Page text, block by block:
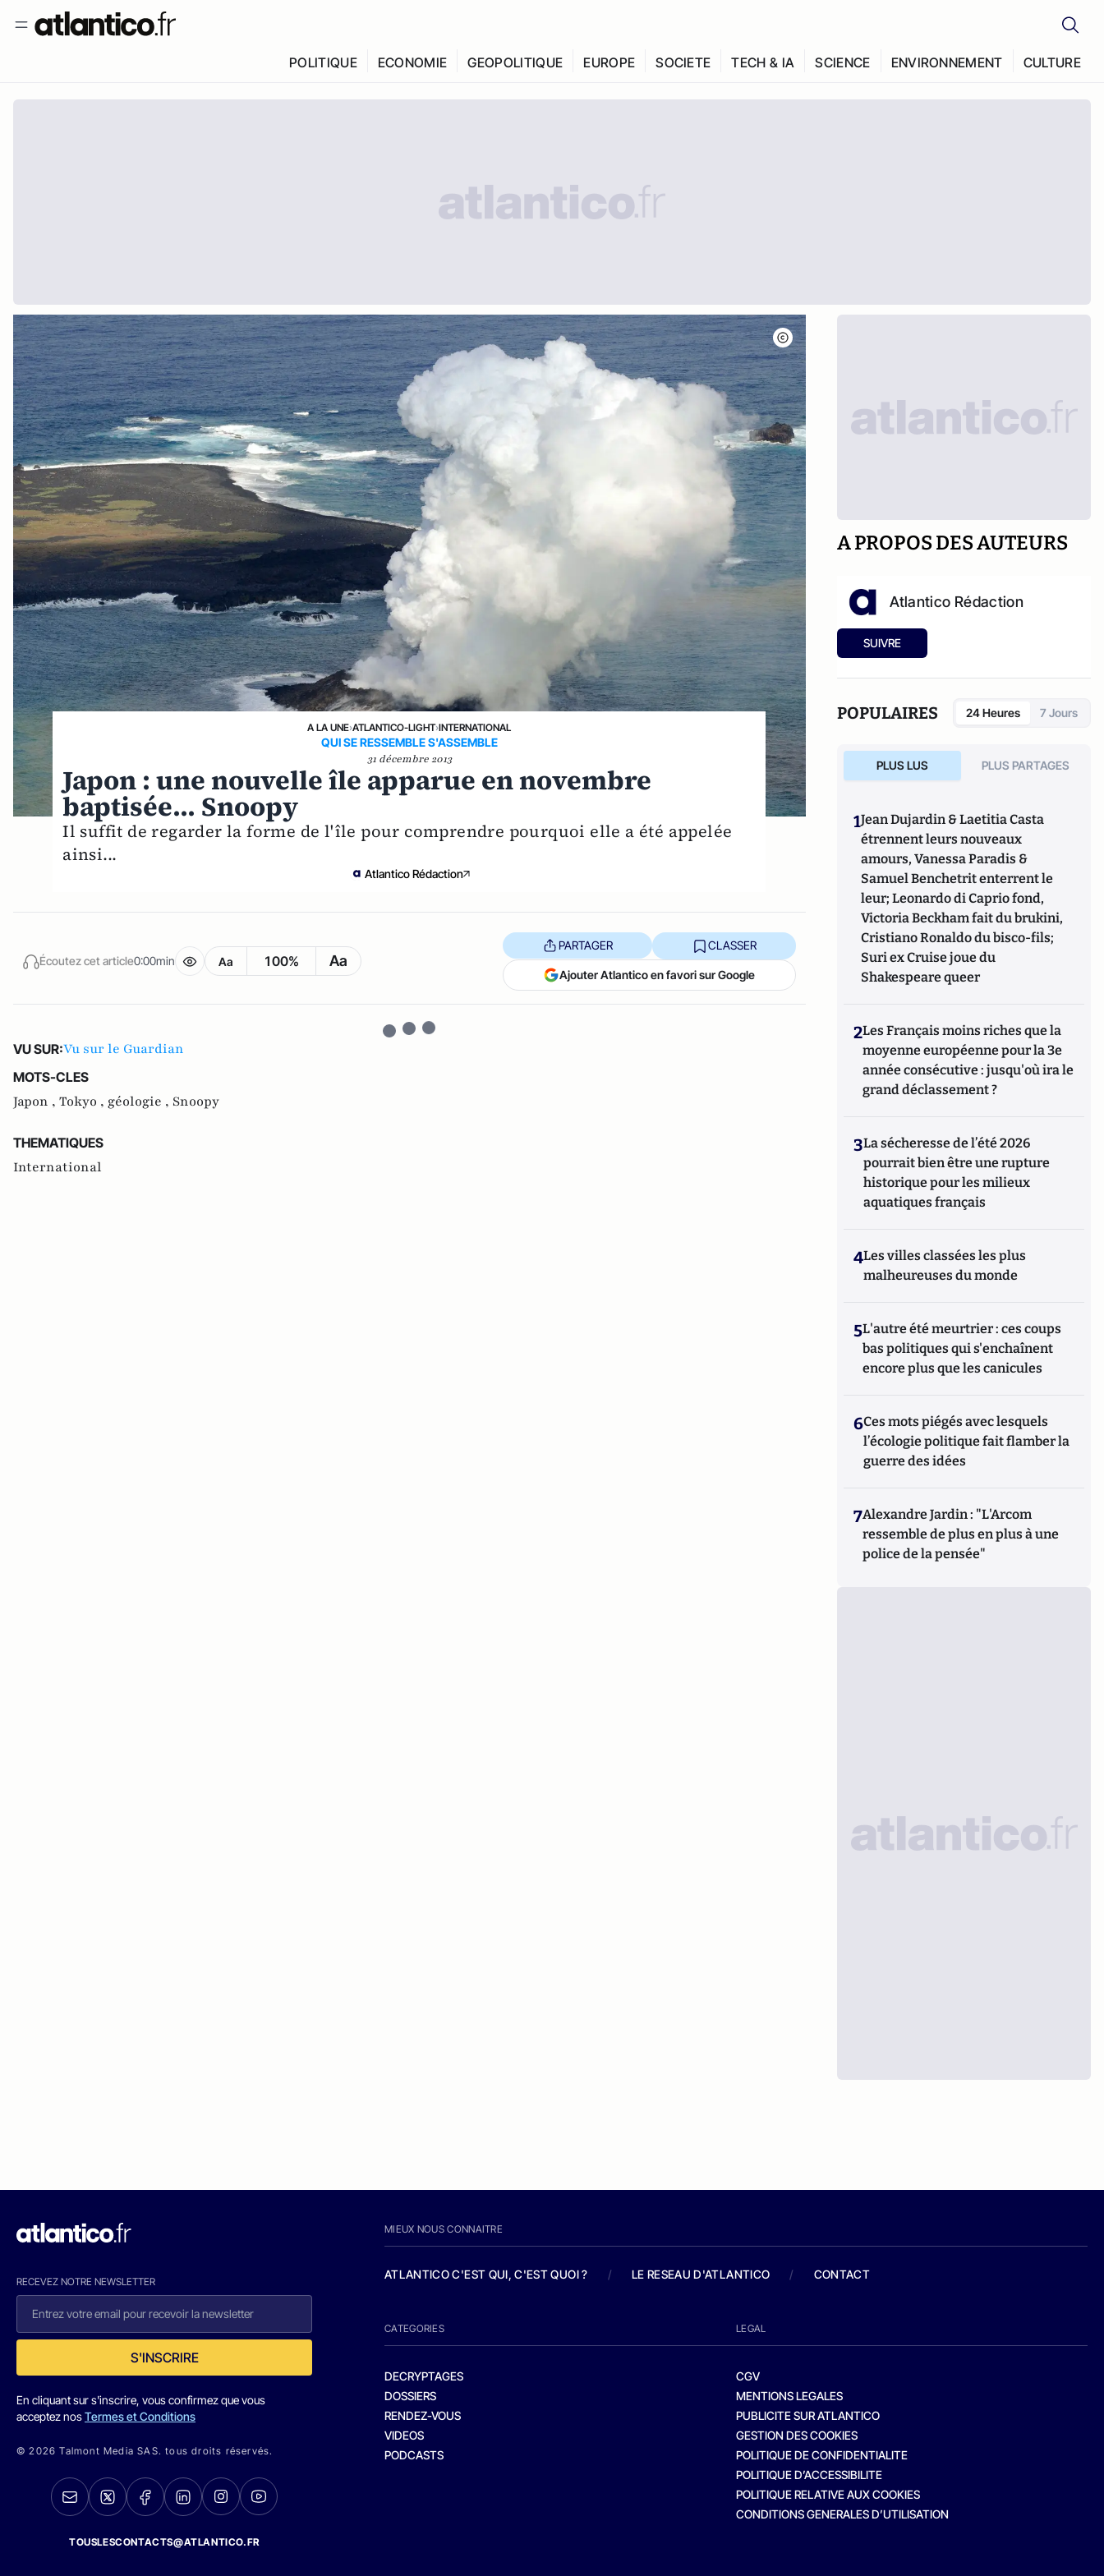
POLITIQUE ECONOMIE GEOPOLITIQUE EUROPE SOCIETE TECH & IA SCIENCE ENVIRONNEMENT CULTURE
A LA UNE›ATLANTICO-LIGHT›INTERNATIONAL
QUI SE RESSEMBLE S'ASSEMBLE
31 décembre 2013
Japon : une nouvelle île apparue en novembre
baptisée... Snoopy
Il suffit de regarder la forme de l'île pour comprendre pourquoi elle a été appelée
ainsi...
Atlantico Rédaction
Écoutez cet article0:00min Aa 100% Aa
PARTAGER CLASSER
Ajouter Atlantico en favori sur Google
VU SUR:Vu sur le Guardian
MOTS-CLES
Japon , Tokyo , géologie , Snoopy
THEMATIQUES
International
A PROPOS DES AUTEURS
Atlantico Rédaction
SUIVRE
POPULAIRES 24 Heures 7 Jours
PLUS LUS PLUS PARTAGES
1Jean Dujardin & Laetitia Casta
étrennent leurs nouveaux
amours, Vanessa Paradis &
Samuel Benchetrit enterrent le
leur; Leonardo di Caprio fond,
Victoria Beckham fait du brukini,
Cristiano Ronaldo du bisco-fils;
Suri ex Cruise joue du
Shakespeare queer
2Les Français moins riches que la
moyenne européenne pour la 3e
année consécutive : jusqu'où ira le
grand déclassement ?
3La sécheresse de l’été 2026
pourrait bien être une rupture
historique pour les milieux
aquatiques français
4Les villes classées les plus
malheureuses du monde
5L'autre été meurtrier : ces coups
bas politiques qui s'enchaînent
encore plus que les canicules
6Ces mots piégés avec lesquels
l’écologie politique fait flamber la
guerre des idées
7Alexandre Jardin : "L'Arcom
ressemble de plus en plus à une
police de la pensée"
RECEVEZ NOTRE NEWSLETTER
S'INSCRIRE
En cliquant sur s'inscrire, vous confirmez que vous
acceptez nosTermes et Conditions
© 2026 Talmont Media SAS. tous droits réservés.
TOUSLESCONTACTS@ATLANTICO.FR
MIEUX NOUS CONNAITRE
ATLANTICO C'EST QUI, C'EST QUOI ? / LE RESEAU D'ATLANTICO / CONTACT
CATEGORIES
DECRYPTAGES
DOSSIERS
RENDEZ-VOUS
VIDEOS
PODCASTS
LEGAL
CGV
MENTIONS LEGALES
PUBLICITE SUR ATLANTICO
GESTION DES COOKIES
POLITIQUE DE CONFIDENTIALITE
POLITIQUE D’ACCESSIBILITE
POLITIQUE RELATIVE AUX COOKIES
CONDITIONS GENERALES D’UTILISATION